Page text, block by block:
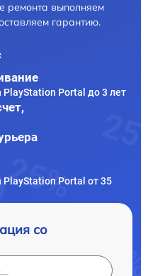
ремонта выполняем
гарантию.
Portal до 3 лет
Portal от 35
со